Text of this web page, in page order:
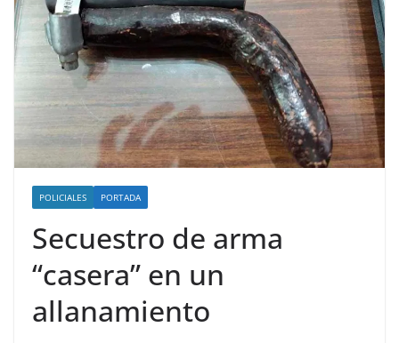
POLICIALES PORTADA
Secuestro de arma
“casera” en un
allanamiento